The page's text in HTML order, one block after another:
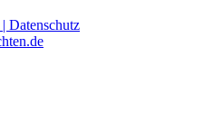
Datenschutz